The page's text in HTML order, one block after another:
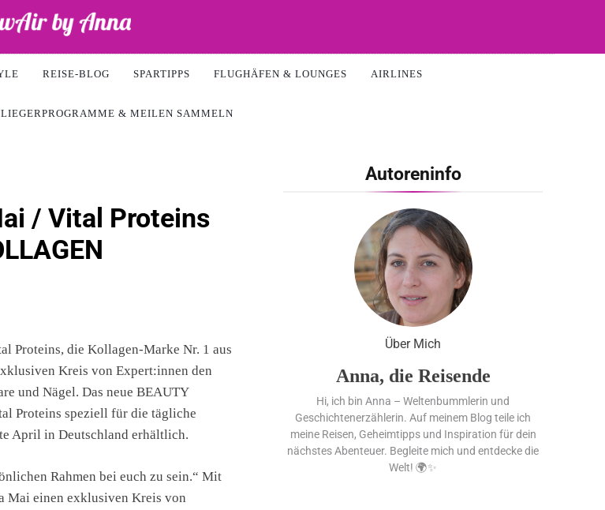
REISE-BLOG SPARTIPPS FLUGHÄFEN & LOUNGES AIRLINES
& MEILEN SAMMELN
/ Vital Proteins
Proteins, die Kollagen-Marke Nr. 1 aus
Kreis von Expert:innen den
und Nägel. Das neue BEAUTY
Proteins speziell für die tägliche
April in Deutschland erhältlich.
Rahmen bei euch zu sein.“ Mit
Mai einen exklusiven Kreis von
Autoreninfo
Über Mich
Anna, die Reisende
Hi, ich bin Anna – Weltenbummlerin und
Geschichtenerzählerin. Auf meinem Blog teile ich
meine Reisen, Geheimtipps und Inspiration für dein
nächstes Abenteuer. Begleite mich und entdecke die
Welt! 🌍✨